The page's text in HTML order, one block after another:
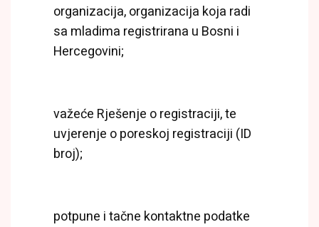
organizacija, organizacija koja radi
sa mladima registrirana u Bosni i
Hercegovini;
važeće Rješenje o registraciji, te
uvjerenje o poreskoj registraciji (ID
broj);
potpune i tačne kontaktne podatke